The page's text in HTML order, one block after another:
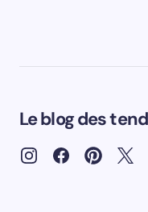
Le blog des